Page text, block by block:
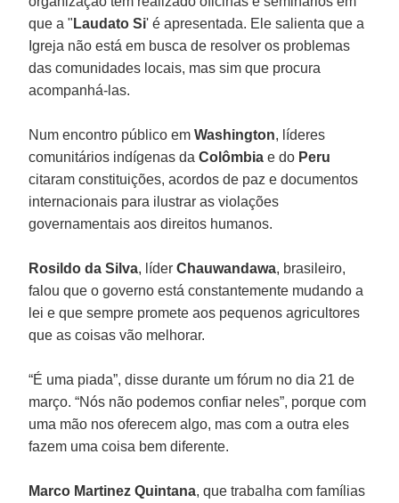
que a " Laudato Si' é apresentada. Ele salienta que a
Igreja não está em busca de resolver os problemas
das comunidades locais, mas sim que procura
acompanhá-las.
Num encontro público emWashington, líderes
comunitários indígenas daColômbia e do Peru
citaram constituições, acordos de paz e documentos
internacionais para ilustrar as violações
governamentais aos direitos humanos.
Rosildo da Silva, líderChauwandawa, brasileiro,
falou que o governo está constantemente mudando a
lei e que sempre promete aos pequenos agricultores
que as coisas vão melhorar.
“É uma piada”, disse durante um fórum no dia 21 de
março. “Nós não podemos confiar neles”, porque com
uma mão nos oferecem algo, mas com a outra eles
fazem uma coisa bem diferente.
Marco Martinez Quintana, que trabalha com famílias